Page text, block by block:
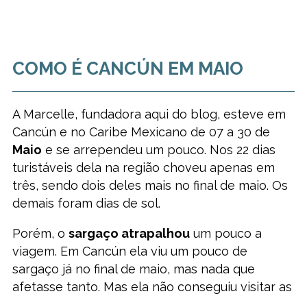
COMO É CANCÚN EM MAIO
A Marcelle, fundadora aqui do blog, esteve em
Cancún e no Caribe Mexicano de 07 a 30 de
Maio e se arrependeu um pouco. Nos 22 dias
turistáveis dela na região choveu apenas em
três, sendo dois deles mais no final de maio. Os
demais foram dias de sol.
Porém, o sargaço atrapalhouum pouco a
viagem. Em Cancún ela viu um pouco de
sargaço já no final de maio, mas nada que
afetasse tanto. Mas ela não conseguiu visitar as